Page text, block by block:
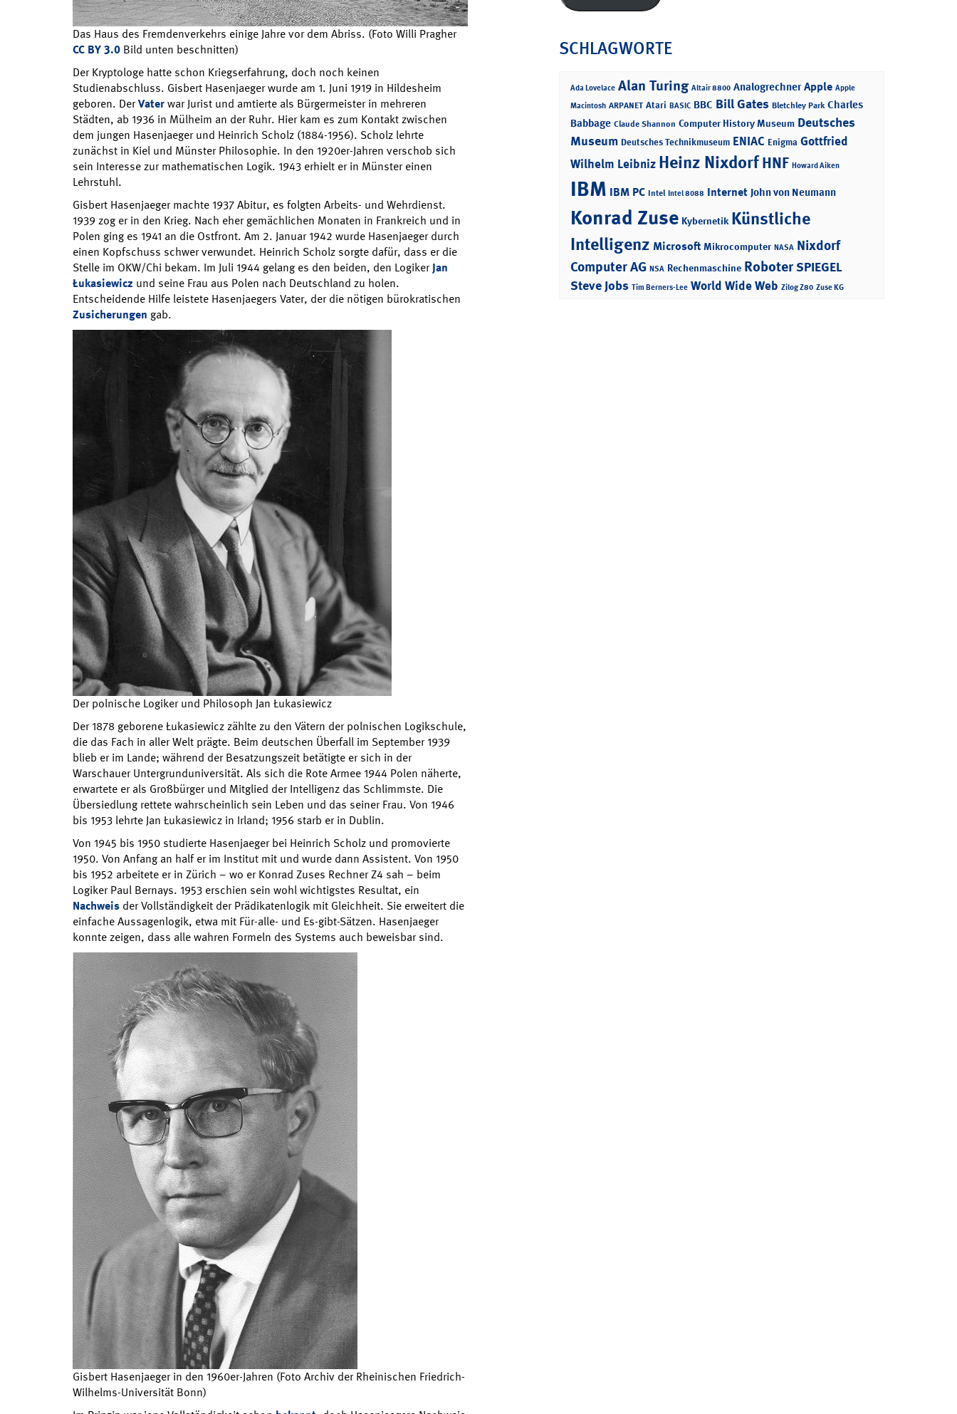
Das Haus des Fremdenverkehrs einige Jahre vor dem Abriss. (Foto Willi Pragher
CC BY 3.0 Bild unten beschnitten)
Der Kryptologe hatte schon Kriegserfahrung, doch noch keinen
Studienabschluss. Gisbert Hasenjaeger wurde am 1. Juni 1919 in Hildesheim
geboren. DerVaterwar Jurist und amtierte als Bürgermeister in mehreren
Städten, ab 1936 in Mülheim an der Ruhr. Hier kam es zum Kontakt zwischen
dem jungen Hasenjaeger und Heinrich Scholz (1884-1956). Scholz lehrte
zunächst in Kiel und Münster Philosophie. In den 1920er-Jahren verschob sich
sein Interesse zur mathematischen Logik. 1943 erhielt er in Münster einen
Lehrstuhl.
Gisbert Hasenjaeger machte 1937 Abitur, es folgten Arbeits- und Wehrdienst.
1939 zog er in den Krieg. Nach eher gemächlichen Monaten in Frankreich und in
Polen ging es 1941 an die Ostfront. Am 2. Januar 1942 wurde Hasenjaeger durch
einen Kopfschuss schwer verwundet. Heinrich Scholz sorgte dafür, dass er die
Stelle im OKW/Chi bekam. Im Juli 1944 gelang es den beiden, den LogikerJan
Łukasiewicz und seine Frau aus Polen nach Deutschland zu holen.
Entscheidende Hilfe leistete Hasenjaegers Vater, der die nötigen bürokratischen
Zusicherungen gab.
Der polnische Logiker und Philosoph Jan Łukasiewicz
Der 1878 geborene Łukasiewicz zählte zu den Vätern der polnischen Logikschule,
die das Fach in aller Welt prägte. Beim deutschen Überfall im September 1939
blieb er im Lande; während der Besatzungszeit betätigte er sich in der
Warschauer Untergrunduniversität. Als sich die Rote Armee 1944 Polen näherte,
erwartete er als Großbürger und Mitglied der Intelligenz das Schlimmste. Die
Übersiedlung rettete wahrscheinlich sein Leben und das seiner Frau. Von 1946
bis 1953 lehrte Jan Łukasiewicz in Irland; 1956 starb er in Dublin.
Von 1945 bis 1950 studierte Hasenjaeger bei Heinrich Scholz und promovierte
1950. Von Anfang an half er im Institut mit und wurde dann Assistent. Von 1950
bis 1952 arbeitete er in Zürich – wo er Konrad Zuses Rechner Z4 sah – beim
Logiker Paul Bernays. 1953 erschien sein wohl wichtigstes Resultat, ein
Nachweis der Vollständigkeit der Prädikatenlogik mit Gleichheit. Sie erweitert die
einfache Aussagenlogik, etwa mit Für-alle- und Es-gibt-Sätzen. Hasenjaeger
konnte zeigen, dass alle wahren Formeln des Systems auch beweisbar sind.
Gisbert Hasenjaeger in den 1960er-Jahren (Foto Archiv der Rheinischen Friedrich-
Wilhelms-Universität Bonn)
SCHLAGWORTE
Ada Lovelace Alan Turing Altair 8800 Analogrechner Apple Apple
Macintosh ARPANET Atari BASIC BBC Bill Gates Bletchley Park Charles
Babbage Claude Shannon Computer History Museum Deutsches
Museum Deutsches Technikmuseum ENIAC Enigma Gottfried
Wilhelm Leibniz Heinz NixdorfHNF Howard Aiken
IBM IBM PC Intel Intel 8088 Internet John von Neumann
Konrad Zuse Kybernetik Künstliche
Intelligenz Microsoft Mikrocomputer NASA Nixdorf
Computer AG NSA Rechenmaschine RoboterSPIEGEL
Steve Jobs Tim Berners-Lee World Wide Web Zilog Z80 Zuse KG